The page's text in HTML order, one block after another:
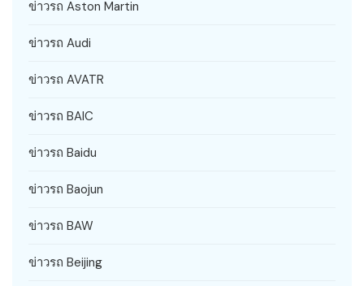
ข่าวรถ Aston Martin
ข่าวรถ Audi
ข่าวรถ AVATR
ข่าวรถ BAIC
ข่าวรถ Baidu
ข่าวรถ Baojun
ข่าวรถ BAW
ข่าวรถ Beijing